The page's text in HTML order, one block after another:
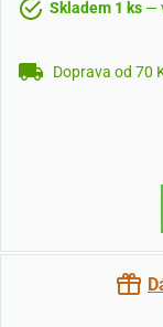
Skladem 1 ks —
Doprava od 70